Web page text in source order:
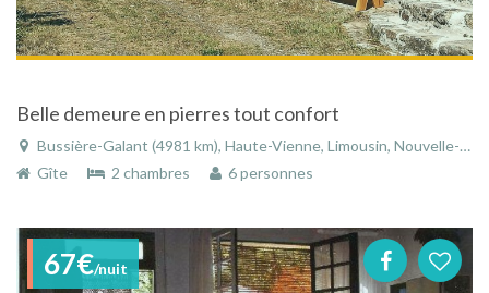
Belle demeure en pierres tout confort
Bussière-Galant (4981 km), Haute-Vienne, Limousin, Nouvelle-Aquitaine, France
Gîte
2 chambres 6 personnes
67€/nuit